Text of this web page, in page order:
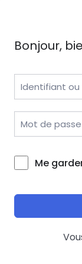
Bonjour,
Me